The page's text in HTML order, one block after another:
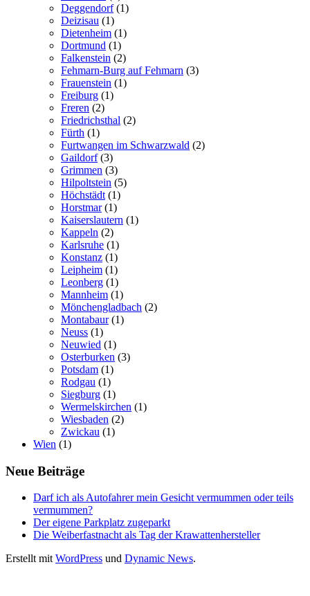
Deggendorf(1)
Deizisau (1)
Dietenheim (1)
Dortmund (1)
Falkenstein (2)
Fehmarn-Burg auf Fehmarn (3)
Frauenstein (1)
Freiburg (1)
Freren (2)
Friedrichsthal (2)
Fürth (1)
Furtwangen im Schwarzwald (2)
Gaildorf(3)
Grimmen (3)
Hilpoltstein (5)
Höchstädt (1)
Horstmar(1)
Kaiserslautern (1)
Kappeln (2)
Karlsruhe (1)
Konstanz (1)
Leipheim (1)
Leonberg (1)
Mannheim (1)
Mönchengladbach (2)
Montabaur(1)
Neuss (1)
Neuwied (1)
Osterburken (3)
Potsdam (1)
Rodgau (1)
Siegburg (1)
Wermelskirchen (1)
Wiesbaden (2)
Zwickau (1)
Wien (1)
Neue Beiträge
Darf ich als Autofahrer mein Gesicht vermummen oder teils
vermummen?
Der eigene Parkplatz zugeparkt
Die Weiberfastnacht als Tag der Krawattenhersteller
Erstellt mit WordPress und Dynamic News.